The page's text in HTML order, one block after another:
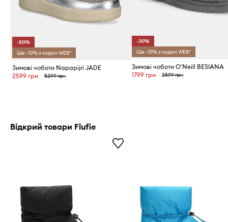
-50%
Ще -10% з кодом WEB*
Зимові чоботи Napapijri JADE
2599 грн
5299 грн
-30%
Ще -10% з кодом WEB*
Зимові чоботи O'Neill BESIANA
1799 грн
2599 грн
Відкрий товари Flufie